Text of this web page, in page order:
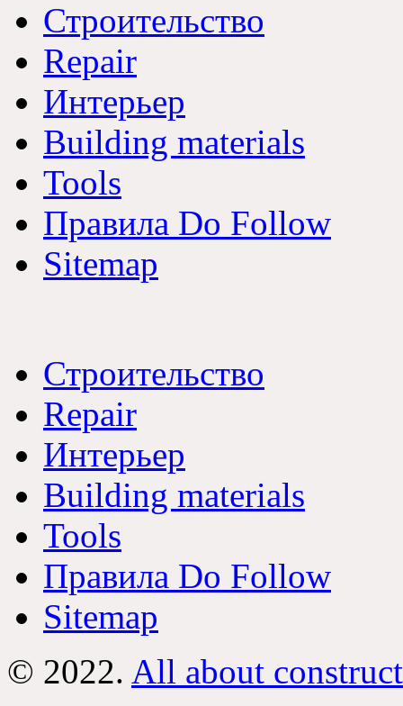
Строительство
Repair
Интерьер
Building materials
Tools
Правила Do Follow
Sitemap
Строительство
Repair
Интерьер
Building materials
Tools
Правила Do Follow
Sitemap
© 2022. All about